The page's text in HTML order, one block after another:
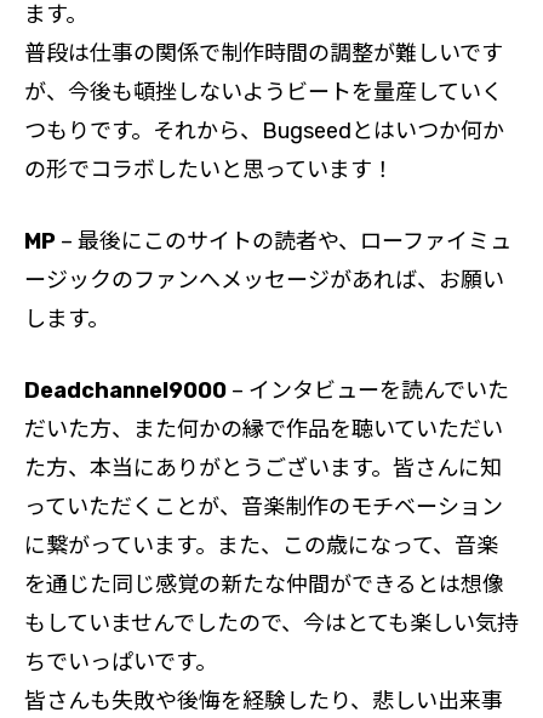
ます。
普段は仕事の関係で制作時間の調整が難しいです
が、今後も頓挫しないようビートを量産していく
つもりです。それから、Bugseedとはいつか何か
の形でコラボしたいと思っています！
MP – 最後にこのサイトの読者や、ローファイミュ
ージックのファンへメッセージがあれば、お願い
します。
Deadchannel9000 – インタビューを読んでいた
だいた方、また何かの縁で作品を聴いていただい
た方、本当にありがとうございます。皆さんに知
っていただくことが、音楽制作のモチベーション
に繋がっています。また、この歳になって、音楽
を通じた同じ感覚の新たな仲間ができるとは想像
もしていませんでしたので、今はとても楽しい気持
ちでいっぱいです。
皆さんも失敗や後悔を経験したり、悲しい出来事